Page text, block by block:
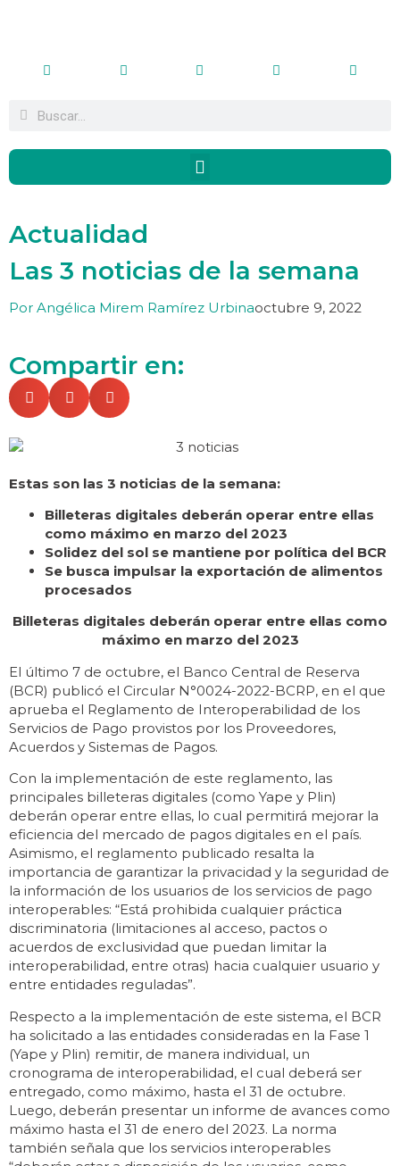
Actualidad
Las 3 noticias de la semana
Por Angélica Mirem Ramírez Urbinaoctubre 9, 2022
Compartir en:
Estas son las 3 noticias de la semana:
Billeteras digitales deberán operar entre ellas
como máximo en marzo del 2023
Solidez del sol se mantiene por política del BCR
Se busca impulsar la exportación de alimentos
procesados
Billeteras digitales deberán operar entre ellas como
máximo en marzo del 2023
El último 7 de octubre, el Banco Central de Reserva
(BCR) publicó el Circular N°0024-2022-BCRP, en el que
aprueba el Reglamento de Interoperabilidad de los
Servicios de Pago provistos por los Proveedores,
Acuerdos y Sistemas de Pagos.
Con la implementación de este reglamento, las
principales billeteras digitales (como Yape y Plin)
deberán operar entre ellas, lo cual permitirá mejorar la
eficiencia del mercado de pagos digitales en el país.
Asimismo, el reglamento publicado resalta la
importancia de garantizar la privacidad y la seguridad de
la información de los usuarios de los servicios de pago
interoperables: “Está prohibida cualquier práctica
discriminatoria (limitaciones al acceso, pactos o
acuerdos de exclusividad que puedan limitar la
interoperabilidad, entre otras) hacia cualquier usuario y
entre entidades reguladas”.
Respecto a la implementación de este sistema, el BCR
ha solicitado a las entidades consideradas en la Fase 1
(Yape y Plin) remitir, de manera individual, un
cronograma de interoperabilidad, el cual deberá ser
entregado, como máximo, hasta el 31 de octubre.
Luego, deberán presentar un informe de avances como
máximo hasta el 31 de enero del 2023. La norma
también señala que los servicios interoperables